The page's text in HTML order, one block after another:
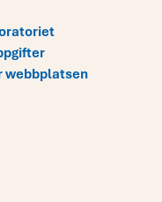
webbplatsen